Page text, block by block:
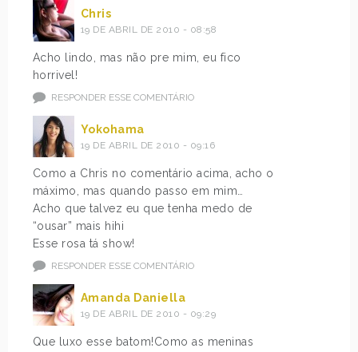
Chris
19 DE ABRIL DE 2010 - 08:58
Acho lindo, mas não pre mim, eu fico
horrivel!
RESPONDER ESSE COMENTÁRIO
Yokohama
19 DE ABRIL DE 2010 - 09:16
Como a Chris no comentário acima, acho o
máximo, mas quando passo em mim…
Acho que talvez eu que tenha medo de
“ousar” mais hihi
Esse rosa tá show!
RESPONDER ESSE COMENTÁRIO
Amanda Daniella
19 DE ABRIL DE 2010 - 09:29
Que luxo esse batom!Como as meninas